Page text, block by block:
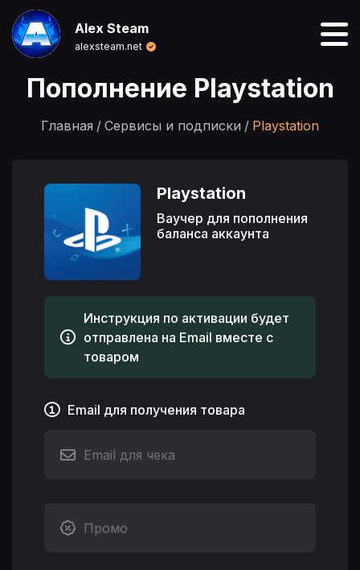
Alex Steam
alexsteam.net
Пополнение Playstation
Главная Сервисы и подписки Playstation
Playstation
Ваучер для пополнения
баланса аккаунта
Инструкция по активации будет
отправлена на Email вместе с
товаром
Email для получения товара